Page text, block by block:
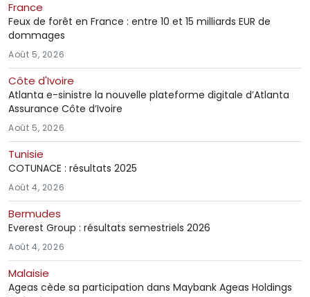
France
Feux de forêt en France : entre 10 et 15 milliards EUR de
dommages
Août 5, 2026
Côte d'Ivoire
Atlanta e-sinistre la nouvelle plateforme digitale d’Atlanta
Assurance Côte d’Ivoire
Août 5, 2026
Tunisie
COTUNACE : résultats 2025
Août 4, 2026
Bermudes
Everest Group : résultats semestriels 2026
Août 4, 2026
Malaisie
Ageas cède sa participation dans Maybank Ageas Holdings